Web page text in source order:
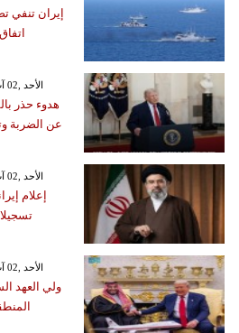
إيران تنفي
GMT 13:19 2026 الأحد ,02 آب / أغسطس
هدوء حذر
عن الضربة
GMT 11:10 2026 الأحد ,02 آب / أغسطس
إعلام
GMT 09:42 2026 الأحد ,02 آب / أغسطس
ولي العهد